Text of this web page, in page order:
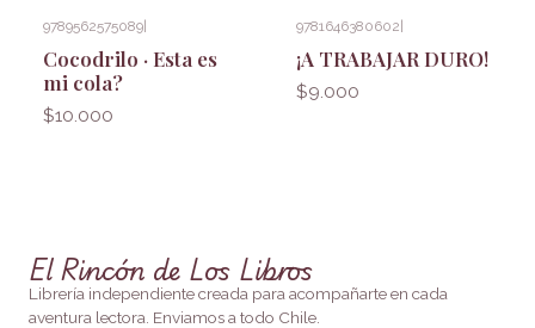
9789562575089|
Cocodrilo · Esta es
mi cola?
$10.000
9781646380602|
¡A TRABAJAR DURO!
$9.000
El Rincón de Los Libros
Librería independiente creada para acompañarte en cada
aventura lectora. Enviamos a todo Chile.